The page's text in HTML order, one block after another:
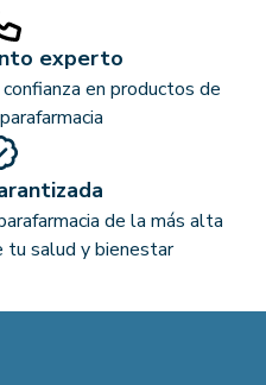
experto
en productos de
de la más alta
tu salud y bienestar